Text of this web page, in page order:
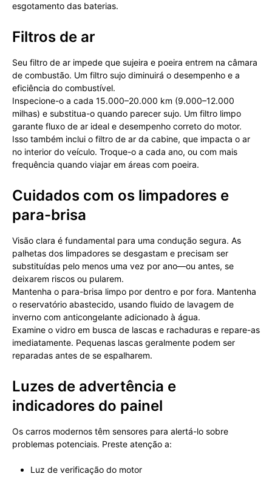
esgotamento das baterias.
Filtros de ar
Seu filtro de ar impede que sujeira e poeira entrem na câmara
de combustão. Um filtro sujo diminuirá o desempenho e a
eficiência do combustível.
Inspecione-o a cada 15.000–20.000 km (9.000–12.000
milhas) e substitua-o quando parecer sujo. Um filtro limpo
garante fluxo de ar ideal e desempenho correto do motor.
Isso também inclui o filtro de ar da cabine, que impacta o ar
no interior do veículo. Troque-o a cada ano, ou com mais
frequência quando viajar em áreas com poeira.
Cuidados com os limpadores e
para-brisa
Visão clara é fundamental para uma condução segura. As
palhetas dos limpadores se desgastam e precisam ser
substituídas pelo menos uma vez por ano—ou antes, se
deixarem riscos ou pularem.
Mantenha o para-brisa limpo por dentro e por fora. Mantenha
o reservatório abastecido, usando fluido de lavagem de
inverno com anticongelante adicionado à água.
Examine o vidro em busca de lascas e rachaduras e repare-as
imediatamente. Pequenas lascas geralmente podem ser
reparadas antes de se espalharem.
Luzes de advertência e
indicadores do painel
Os carros modernos têm sensores para alertá-lo sobre
problemas potenciais. Preste atenção a:
Luz de verificação do motor